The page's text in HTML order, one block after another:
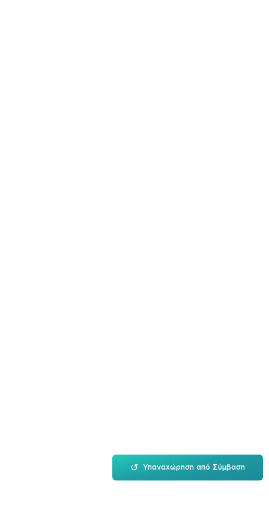
↺ Υπαναχώρηση από Σύμβαση